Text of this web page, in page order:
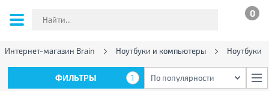
0
Интернет-магазин Brain Ноутбуки и компьютеры Ноутбуки
ФИЛЬТРЫ 1 По популярности
ФИЛЬТРЫ 1 По популярности